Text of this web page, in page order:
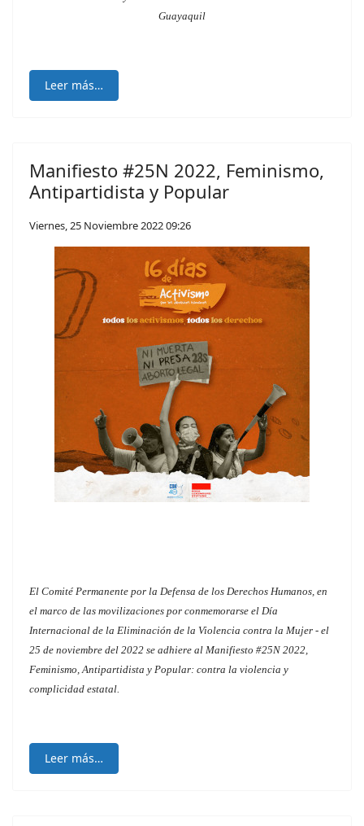
Guayaquil
Leer más…
Manifiesto #25N 2022, Feminismo,
Antipartidista y Popular
Viernes, 25 Noviembre 2022 09:26
El Comité Permanente por la Defensa de los Derechos Humanos, en
el marco de las movilizaciones por conmemorarse el Día
Internacional de la Eliminación de la Violencia contra la Mujer - el
25 de noviembre del 2022 se adhiere al Manifiesto #25N 2022,
Feminismo, Antipartidista y Popular: contra la violencia y
complicidad estatal.
Leer más…